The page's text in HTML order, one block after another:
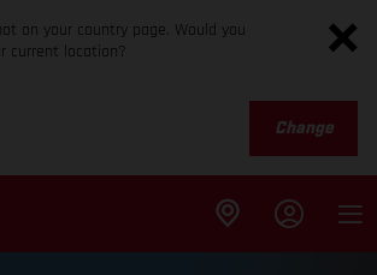
on your country page. Would you
current location?
Change